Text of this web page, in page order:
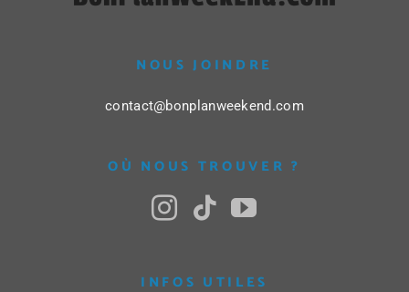
NOUS JOINDRE
contact@bonplanweekend.com
OÙ NOUS TROUVER ?
INFOS UTILES